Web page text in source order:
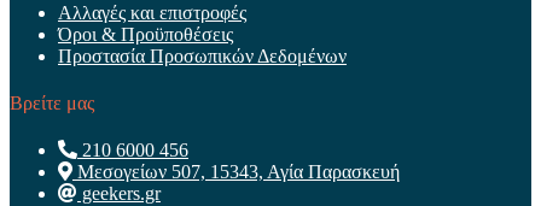
Αλλαγές και επιστροφές
Όροι & Προϋποθέσεις
Προστασία Προσωπικών Δεδομένων
Βρείτε μας
210 6000 456
Μεσογείων 507, 15343, Αγία Παρασκευή
geekers.gr